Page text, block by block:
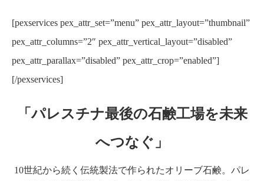
[pexservices pex_attr_set=”menu” pex_attr_layout=”thumbnail”
pex_attr_columns=”2″ pex_attr_vertical_layout=”disabled”
pex_attr_parallax=”disabled” pex_attr_crop=”enabled”]
[/pexservices]
「パレスチナ最後の石鹸工場を未来
へつなぐ」
10世紀から続く伝統製法で作られたオリーブ石鹸。パレ